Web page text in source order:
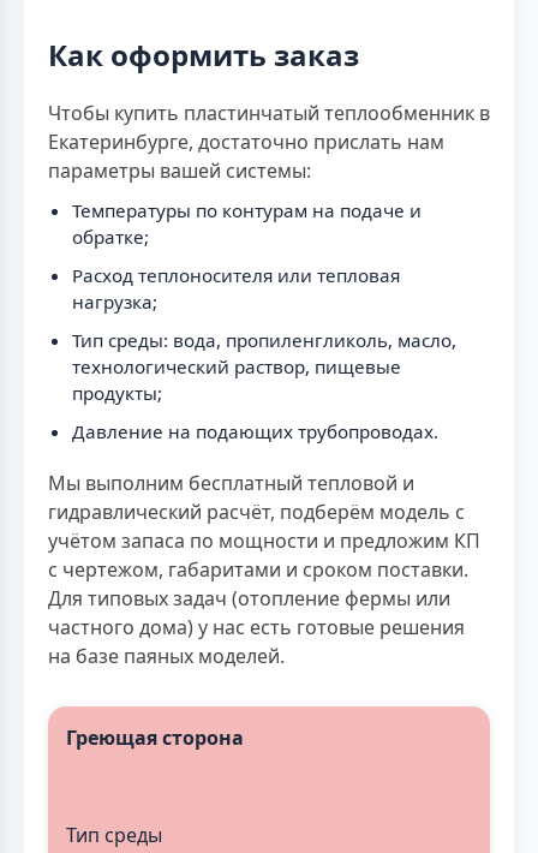
Как оформить заказ
Чтобы купить пластинчатый теплообменник в
Екатеринбурге, достаточно прислать нам
параметры вашей системы:
Температуры по контурам на подаче и
обратке;
Расход теплоносителя или тепловая
нагрузка;
Тип среды: вода, пропиленгликоль, масло,
технологический раствор, пищевые
продукты;
Давление на подающих трубопроводах.
Мы выполним бесплатный тепловой и
гидравлический расчёт, подберём модель с
учётом запаса по мощности и предложим КП
с чертежом, габаритами и сроком поставки.
Для типовых задач (отопление фермы или
частного дома) у нас есть готовые решения
на базе паяных моделей.
Греющая сторона
Тип среды